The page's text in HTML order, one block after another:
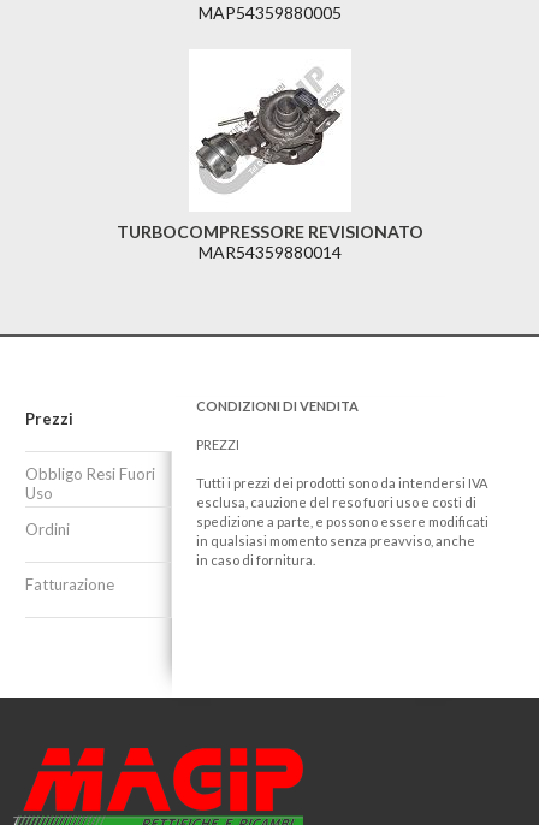
MAP54359880005
TURBOCOMPRESSORE REVISIONATO
MAR54359880014
Prezzi
Obbligo Resi Fuori
Uso
Ordini
Fatturazione
CONDIZIONI DI VENDITA
PREZZI
Tutti i prezzi dei prodotti sono da intendersi IVA
esclusa, cauzione del reso fuori uso e costi di
spedizione a parte, e possono essere modificati
in qualsiasi momento senza preavviso, anche
in caso di fornitura.